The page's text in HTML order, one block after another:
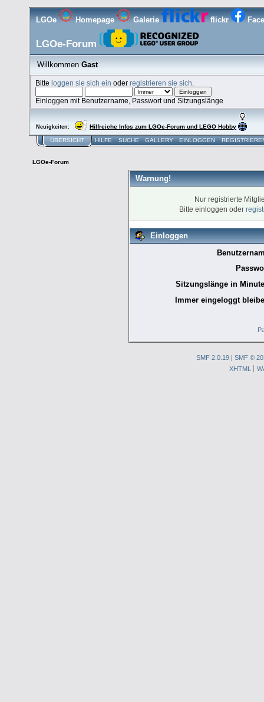
LGOe Homepage Galerie flickr
LGOe-Forum
Willkommen Gast
Bitteloggen sie sich ein oderregistrieren sie sich
Einloggen mit Benutzername, Passwort und Sitzungslänge
Neuigkeiten: Hilfreiche Infos zum LGOe-Forum und LEGO Hobby
ÜBERSICHT HILFE SUCHE GALLERY EINLOGGEN
LGOe-Forum
Warnung!
Nur registrierte
Bitte einloggen oder
Einloggen
Sitzungslänge in
Immer eingeloggt
SMF 2.0.19| SMF ©
XHTML